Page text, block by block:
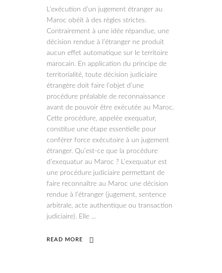
L’exécution d’un jugement étranger au
Maroc obéit à des règles strictes.
Contrairement à une idée répandue, une
décision rendue à l’étranger ne produit
aucun effet automatique sur le territoire
marocain. En application du principe de
territorialité, toute décision judiciaire
étrangère doit faire l’objet d’une
procédure préalable de reconnaissance
avant de pouvoir être exécutée au Maroc.
Cette procédure, appelée exequatur,
constitue une étape essentielle pour
conférer force exécutoire à un jugement
étranger. Qu’est-ce que la procédure
d’exequatur au Maroc ? L’exequatur est
une procédure judiciaire permettant de
faire reconnaître au Maroc une décision
rendue à l’étranger (jugement, sentence
arbitrale, acte authentique ou transaction
judiciaire). Elle
READ MORE